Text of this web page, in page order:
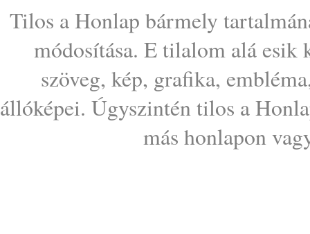
Tilos a Honlap bármely
módosítása. E tilalom alá esik
szöveg, kép, grafika,
állóképei. Úgyszintén tilos a
más honlapon